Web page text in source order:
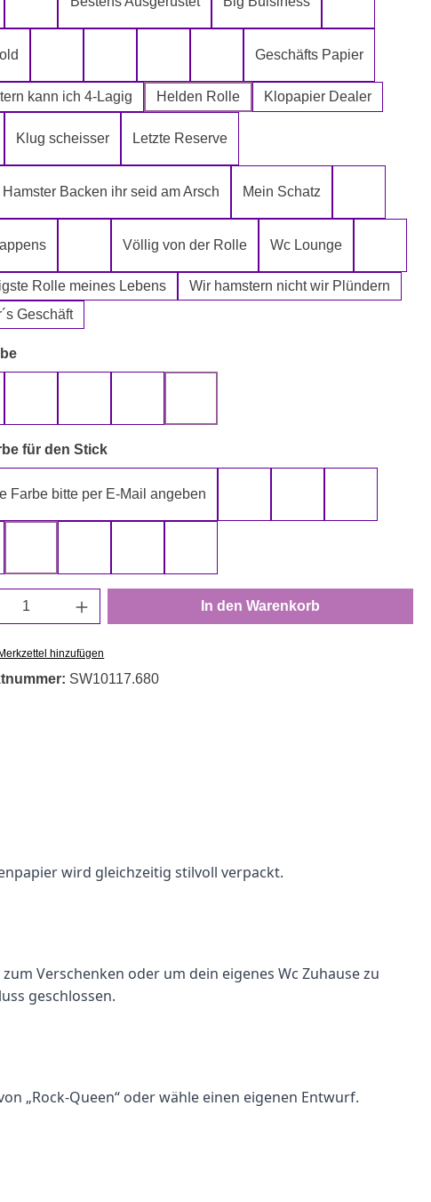
ich kann´s mir leisten
Alter spielt keine Rolle
Die letzte Rolle aus dem Regal -EGAL-
Geschäfts Papier
kann ich 4-Lagig Helden Rolle Klopapier Dealer
Mafia
Klug scheisser Letzte Reserve
Hamster Backen ihr seid am Arsch Mein Schatz
Tatort Reiniger
Völlig von der Rolle Wc Lounge
Rolle meines Lebens
Wir hamstern nicht wir Plündern
Geschäft
auswählen
für den Stickauswählen
Farbe bitte per E-Mail angeben
Anzahl: Gib den gewünschten Wert ein
In den Warenkorb
hinzufügen
SW10117.680
wird gleichzeitig stilvoll verpackt.
Verschenken oder um dein eigenes Wc Zuhause zu
geschlossen.
„Rock-Queen“ oder wähle einen eigenen Entwurf.